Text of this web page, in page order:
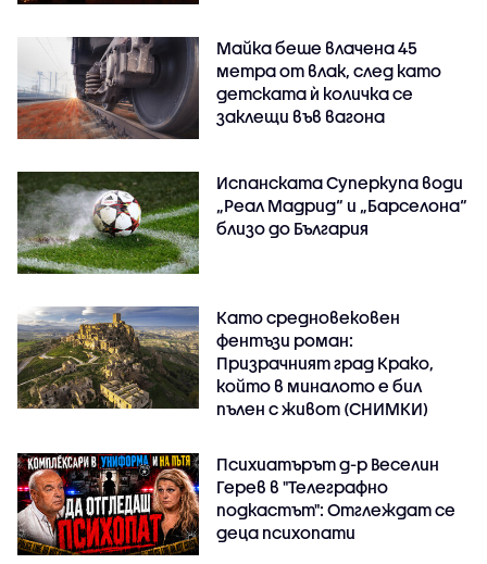
Майка беше влачена 45
метра от влак, след като
детската ѝ количка се
заклещи във вагона
Испанската Суперкупа води
„Реал Мадрид“ и „Барселона“
близо до България
Като средновековен
фентъзи роман:
Призрачният град Крако,
който в миналото е бил
пълен с живот (СНИМКИ)
Психиатърът д-р Веселин
Герев в "Телеграфно
подкастът": Отглеждат се
деца психопати